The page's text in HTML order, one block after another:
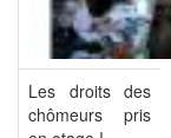
Les droits des
chômeurs pris